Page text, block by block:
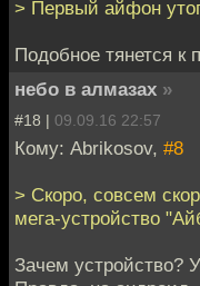
> Первый айфон
Подобное тянется к
небо в алмазах »
#18 | 09.09.16 22:57
Кому: Abrikosov, #8
> Скоро, совсем
мега-устройство
Зачем устройство?